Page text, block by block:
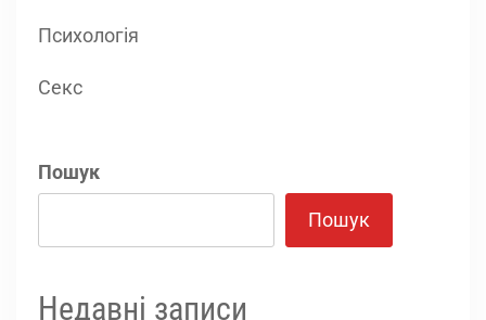
Психологія
Секс
Пошук
Пошук
Недавні записи